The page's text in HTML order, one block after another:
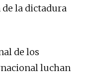
la dictadura
de los
luchan